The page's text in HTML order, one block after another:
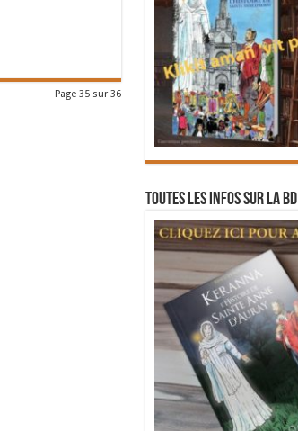
Page 35 sur 36
Toutes les infos sur la BD